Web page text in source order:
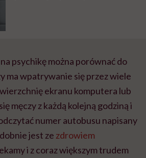
psychikę można porównać do
ma wpatrywanie się przez wiele
ekranu komputera lub
męczy z każdą kolejną godziną i
numer autobusu napisany
jest ze zdrowiem
i z coraz większym trudem